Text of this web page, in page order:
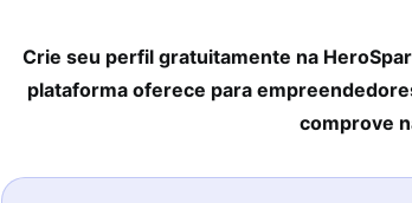
Crie seu perfil gratuitamente na
plataforma oferece para
comprove